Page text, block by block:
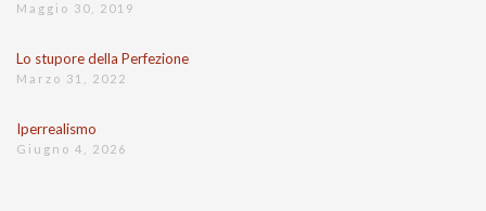
Maggio 30, 2019
Lo stupore della Perfezione
Marzo 31, 2022
Iperrealismo
Giugno 4, 2026